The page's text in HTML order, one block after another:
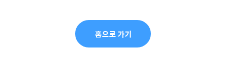
홈으로 가기